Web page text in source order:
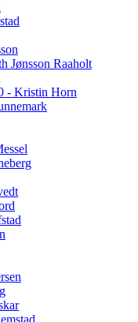
Jønsson Raaholt
- Kristin Horn